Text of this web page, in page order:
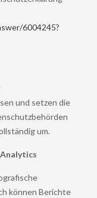
6004245?
und setzen die
um.
können Berichte